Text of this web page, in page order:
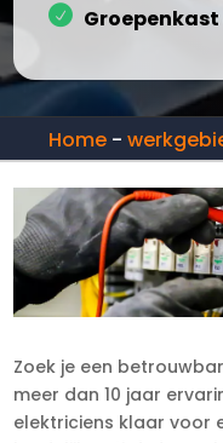
Home-
Zoek je een
meer dan 10 jaar
elektriciens klaar voor